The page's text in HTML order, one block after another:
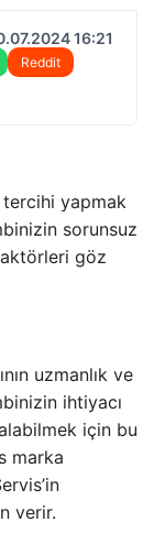
16:21
Reddit
tercihi yapmak
sorunsuz
göz
uzmanlık ve
ihtiyacı
için bu
marka
verir.